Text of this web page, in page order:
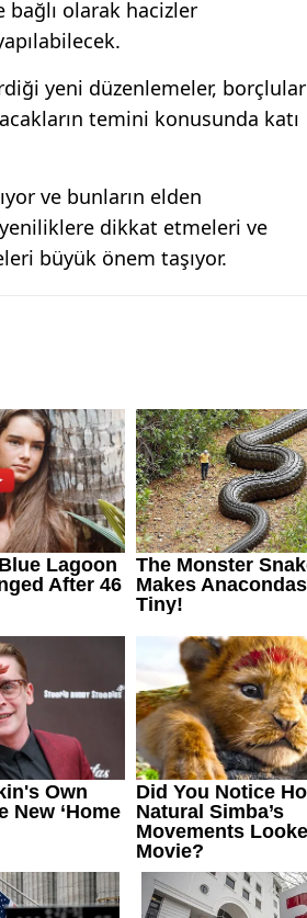
bağlı olarak hacizler
yeni düzenlemeler, borçlular
temini konusunda katı
ve bunların elden
yeniliklere dikkat etmeleri ve
büyük önem taşıyor.